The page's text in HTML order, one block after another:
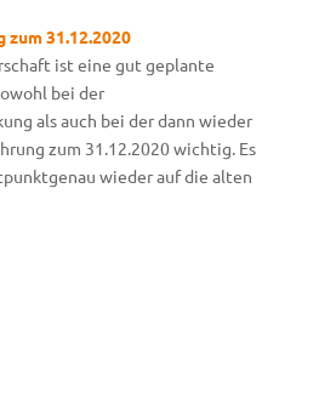
31.12.2020
ist eine gut geplante
bei der
als auch bei der dann wieder
zum 31.12.2020 wichtig. Es
wieder auf die alten